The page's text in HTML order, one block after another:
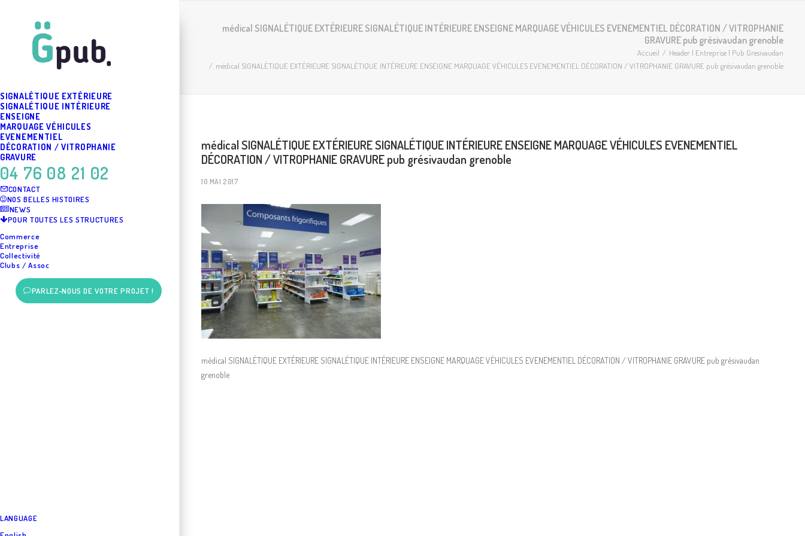
SIGNALÉTIQUE EXTÉRIEURE
SIGNALÉTIQUE INTÉRIEURE
ENSEIGNE
MARQUAGE VÉHICULES
EVENEMENTIEL
DÉCORATION / VITROPHANIE
GRAVURE
04 76 08 21 02
CONTACT
NOS BELLES HISTOIRES
NEWS
POUR TOUTES LES STRUCTURES
Commerce
Entreprise
Collectivité
Clubs / Assoc
PARLEZ-NOUS DE VOTRE PROJET !
LANGUAGE
médical SIGNALÉTIQUE EXTÉRIEURE SIGNALÉTIQUE INTÉRIEURE ENSEIGNE MARQUAGE VÉHICULES EVENEMENTIEL DÉCORATION / VITROPHANIE
GRAVURE pub grésivaudan grenoble
Accueil
Header | Entreprise | Pub Gresivaudan
médical SIGNALÉTIQUE EXTÉRIEURE SIGNALÉTIQUE INTÉRIEURE ENSEIGNE MARQUAGE VÉHICULES EVENEMENTIEL DÉCORATION / VITROPHANIE GRAVURE pub grésivaudan grenoble
médical SIGNALÉTIQUE EXTÉRIEURE SIGNALÉTIQUE INTÉRIEURE ENSEIGNE MARQUAGE VÉHICULES EVENEMENTIEL
DÉCORATION / VITROPHANIE GRAVURE pub grésivaudan grenoble
10 MAI 2017
médical SIGNALÉTIQUE EXTÉRIEURE SIGNALÉTIQUE INTÉRIEURE ENSEIGNE MARQUAGE VÉHICULES EVENEMENTIEL DÉCORATION / VITROPHANIE GRAVURE pub grésivaudan
grenoble